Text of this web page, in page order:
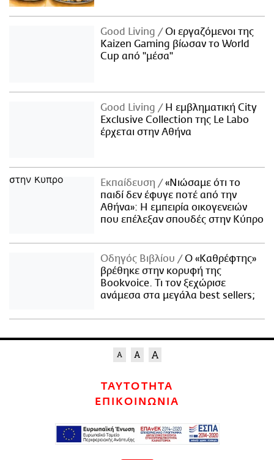
Good Living
Οι εργαζόμενοι της
Kaizen Gaming βίωσαν το World
Cup από "μέσα"
Good Living
Η εμβληματική City
Exclusive Collection της Le Labo
έρχεται στην Αθήνα
Εκπαίδευση
«Νιώσαμε ότι το
παιδί δεν έφυγε ποτέ από την
Αθήνα»: Η εμπειρία οικογενειών
που επέλεξαν σπουδές στην Κύπρο
Οδηγός Βιβλίου
Ο «Καθρέφτης»
βρέθηκε στην κορυφή της
Bookvoice. Τι τον ξεχώρισε
ανάμεσα στα μεγάλα best sellers;
ΤΑΥΤΟΤΗΤΑ
ΕΠΙΚΟΙΝΩΝΙΑ